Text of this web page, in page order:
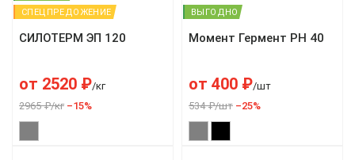
СПЕЦПРЕДОЖЕНИЕ
СИЛОТЕРМ ЭП 120
от 2520 ₽/кг
2965 ₽/кг –15%
ВЫГОДНО
Момент Гермент РН 40
от 400 ₽/шт
534 ₽/шт –25%